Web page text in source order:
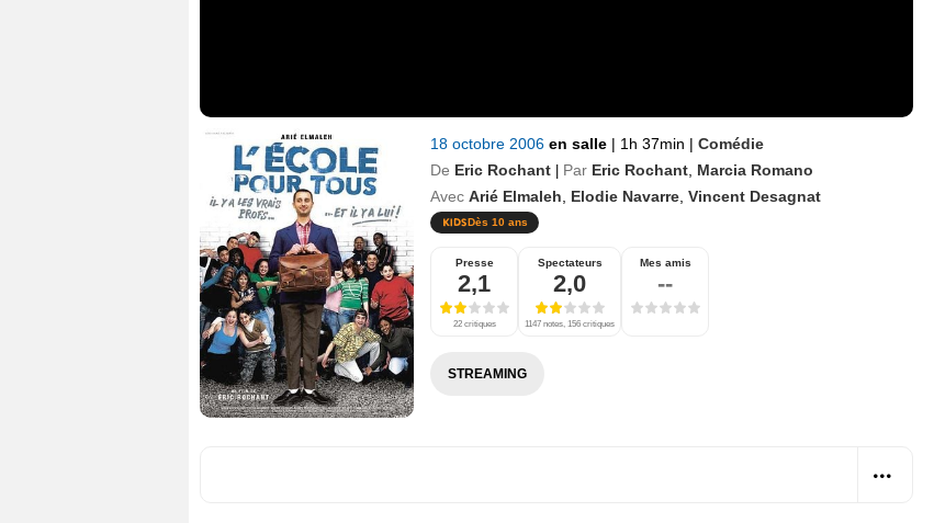
18 octobre 2006 en salle | 1h 37min | Comédie
De Eric Rochant | Par Eric Rochant Marcia Romano
Avec Arié Elmaleh Elodie Navarre Vincent Desagnat
Dès 10 ans
Presse
2,1
22 critiques
Spectateurs
2,0
1147 notes, 156 critiques
Mes amis
--
STREAMING